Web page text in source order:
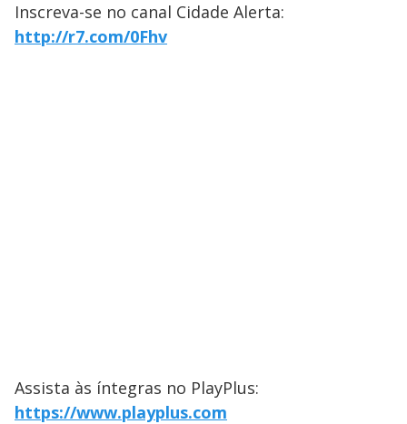
Inscreva-se no canal Cidade Alerta:
http://r7.com/0Fhv
Assista às íntegras no PlayPlus:
https://www.playplus.com